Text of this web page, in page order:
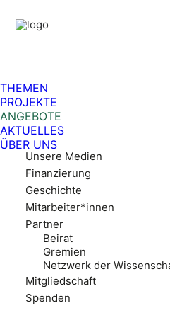
THEMEN
PROJEKTE
ANGEBOTE
AKTUELLES
ÜBER UNS
Über uns
Pädagogisches Konzept
Auszeichnungen
Unsere Medien
Finanzierung
Geschichte
Mitarbeiter*innen
Partner
Beirat
Gremien
Netzwerk der
Mitgliedschaft
Spenden